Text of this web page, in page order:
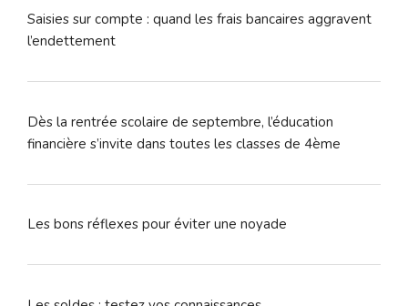
Saisies sur compte : quand les frais bancaires aggravent
l’endettement
Dès la rentrée scolaire de septembre, l’éducation
financière s’invite dans toutes les classes de 4ème
Les bons réflexes pour éviter une noyade